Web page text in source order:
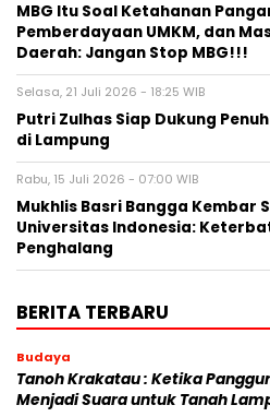
MBG Itu Soal Ketahanan
Pemberdayaan UMKM, dan
Daerah: Jangan Stop MBG!!!
Selasa, 21 Juli 2026 - 18:25 WIB
Putri Zulhas Siap Dukung
di Lampung
Rabu, 15 Juli 2026 - 07:00 WIB
Mukhlis Basri Bangga Kembar
Universitas Indonesia:
Penghalang
BERITA TERBARU
Budaya
Tanoh Krakatau : Ketika
Menjadi Suara untuk Tanah